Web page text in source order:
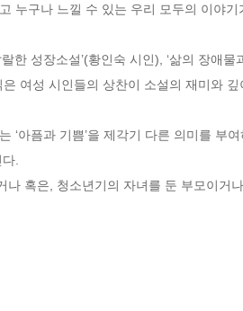
누구나 느낄 수 있는 우리 모두의 이야
한 성장소설’(황인숙 시인), ‘삶의 장애
여성 시인들의 상찬이 소설의 재미와
‘아픔과 기쁨’을 제각기 다른 의미를
.
나 혹은, 청소년기의 자녀를 둔 부모이거